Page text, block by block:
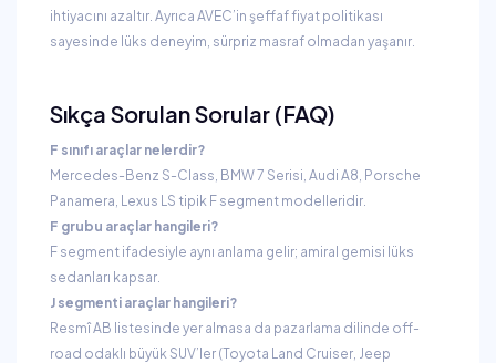
ihtiyacını azaltır. Ayrıca AVEC’in şeffaf fiyat politikası
sayesinde lüks deneyim, sürpriz masraf olmadan yaşanır.
Sıkça Sorulan Sorular (FAQ)
F sınıfı araçlar nelerdir?
Mercedes-Benz S-Class, BMW 7 Serisi, Audi A8, Porsche
Panamera, Lexus LS tipik F segment modelleridir.
F grubu araçlar hangileri?
F segment ifadesiyle aynı anlama gelir; amiral gemisi lüks
sedanları kapsar.
J segmenti araçlar hangileri?
Resmî AB listesinde yer almasa da pazarlama dilinde off-
road odaklı büyük SUV’ler (Toyota Land Cruiser, Jeep